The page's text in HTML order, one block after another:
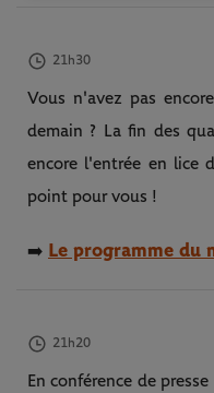
21h30
Vous n'avez pas
demain ? La fin des
encore l'entrée en lice
point pour vous !
➡️ Le programme du
21h20
En conférence de